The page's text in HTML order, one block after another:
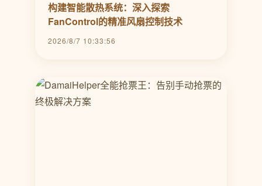
构建智能散热系统：深入探索
FanControl的精准风扇控制技术
2026/8/7 10:33:56